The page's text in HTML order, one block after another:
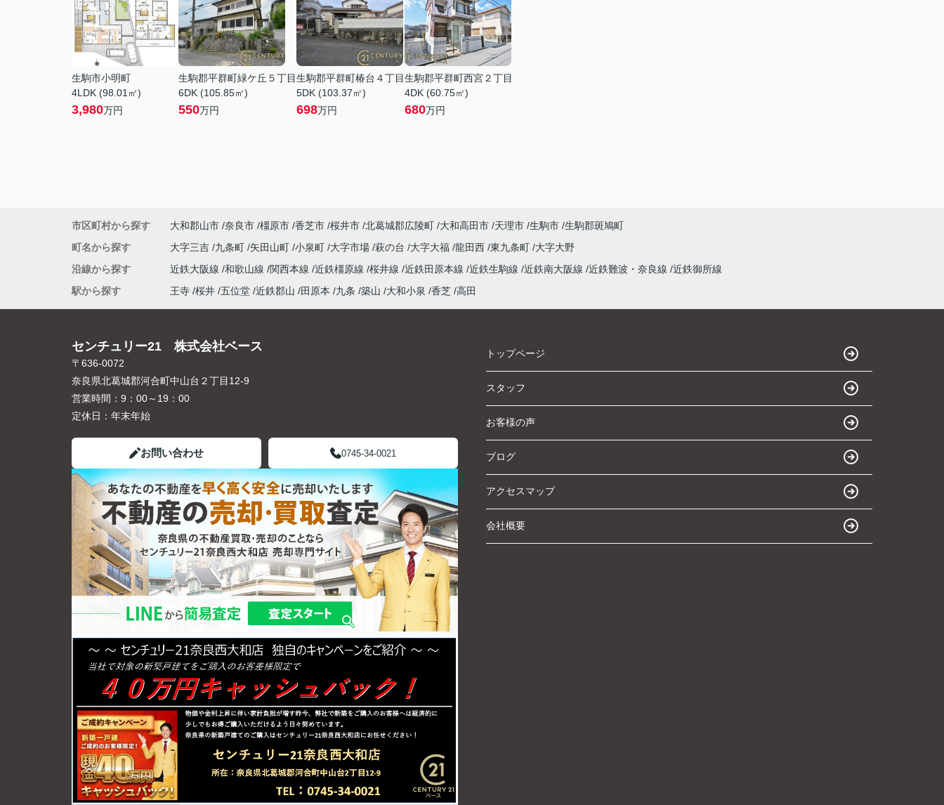
生駒市小明町
4LDK (98.01㎡)
3,980万円
生駒郡平群町緑ケ丘５丁目
6DK (105.85㎡)
550万円
生駒郡平群町椿台４丁目
5DK (103.37㎡)
698万円
生駒郡平群町西宮２丁目
4DK (60.75㎡)
680万円
市区町村から探す 大和郡山市 奈良市 橿原市 香芝市 桜井市 北葛城郡広陵町 大和高田市 天理市 生駒市 生駒郡斑鳩町
町名から探す
大字三吉 九条町 矢田山町 小泉町 大字市場 萩の台 大字大福 龍田西 東九条町 大字大野
沿線から探す
近鉄大阪線 和歌山線 関西本線 近鉄橿原線 桜井線 近鉄田原本線 近鉄生駒線 近鉄南大阪線 近鉄難波・奈良線 近鉄御所線
駅から探す
王寺 桜井 五位堂 近鉄郡山 田原本 九条 築山 大和小泉 香芝 高田
センチュリー21 株式会社ベース
〒636-0072
奈良県北葛城郡河合町中山台２丁目12-9
営業時間： 9：00～19：00
定休日： 年末年始
お問い合わせ 0745-34-0021
トップページ
スタッフ
お客様の声
ブログ
アクセスマップ
会社概要